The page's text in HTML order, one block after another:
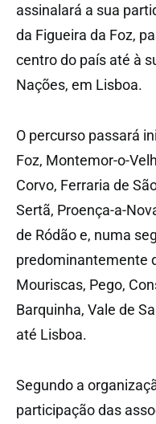
assinalará a sua
da Figueira da Foz,
centro do país até à
Nações, em Lisboa.
O percurso passará
Foz, Montemor-o-
Corvo, Ferraria de
Sertã, Proença-a-
de Ródão e, numa
predominantemente
Mouriscas, Pego,
Barquinha, Vale de
até Lisboa.
Segundo a
participação das